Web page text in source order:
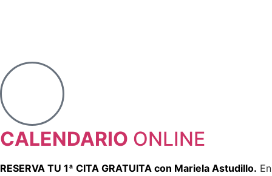
CALENDARIO ONLINE
RESERVA TU 1ª CITA GRATUITA con Mariela Astudillo. En